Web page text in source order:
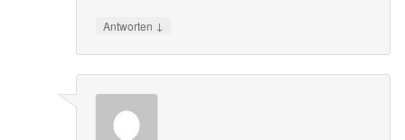
Antworten ↓